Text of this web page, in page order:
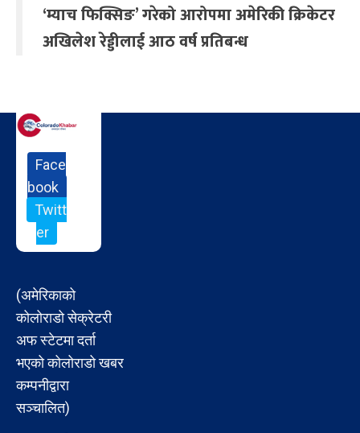
‘म्याच फिक्सिङ’ गरेको आरोपमा अमेरिकी क्रिकेटर
अखिलेश रेड्डीलाई आठ वर्ष प्रतिबन्ध
Face
book
Twitt
er
(अमेरिकाको
कोलोराडो सेक्रेटरी
अफ स्टेटमा दर्ता
भएको कोलोराडो खबर
कम्पनीद्वारा
सञ्चालित)